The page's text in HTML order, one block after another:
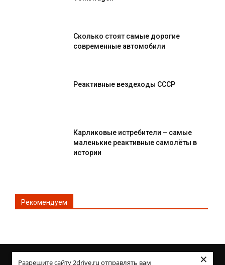
Разрешите сайту 2drive.ru отправлять вам ×
Сколько стоят самые дорогие
современные автомобили
Реактивные вездеходы СССР
Карликовые истребители – самые
маленькие реактивные самолёты в
истории
Рекомендуем